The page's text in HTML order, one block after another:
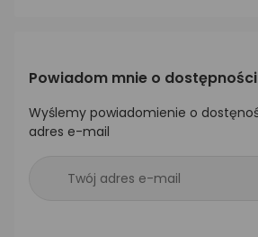
Powiadom mnie o dostępności
Wyślemy powiadomienie o
adres e-mail